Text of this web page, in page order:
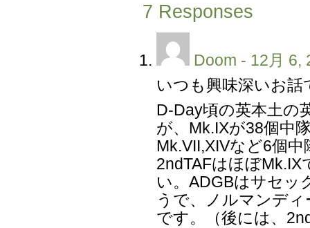
7 Responses
Doom - 12月 6,
いつも興味深いお
D-Day頃の英本土の
が、Mk.IXが38個中
Mk.VII,XIVなど6個
2ndTAFはほぼMk.IX
い。ADGBはサセッ
うで、ノルマンデ
です。（後には、